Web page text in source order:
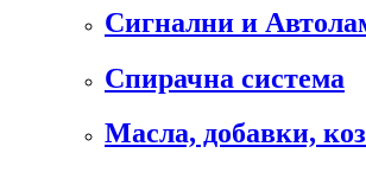
Сигнални и
Спирачна система
Масла, добавки,